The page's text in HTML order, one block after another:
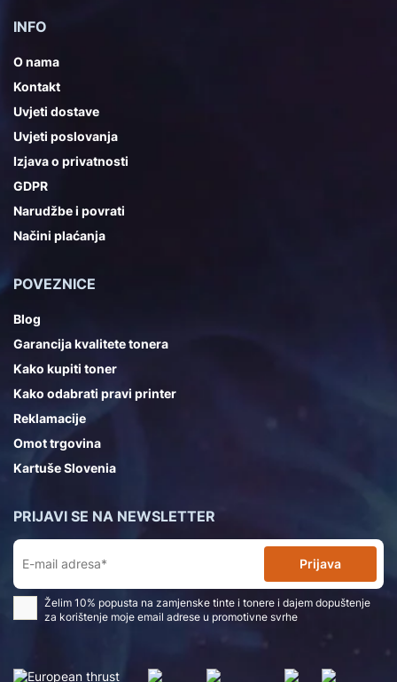
INFO
O nama
Kontakt
Uvjeti dostave
Uvjeti poslovanja
Izjava o privatnosti
GDPR
Narudžbe i povrati
Načini plaćanja
POVEZNICE
Blog
Garancija kvalitete tonera
Kako kupiti toner
Kako odabrati pravi printer
Reklamacije
Omot trgovina
Kartuše Slovenia
PRIJAVI SE NA NEWSLETTER
Prijava
Želim 10% popusta na zamjenske tinte i tonere i dajem dopuštenje
za korištenje moje email adrese u promotivne svrhe